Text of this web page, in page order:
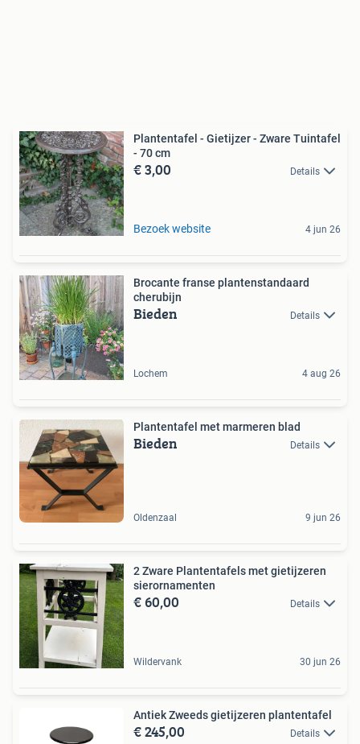
Plantentafel - Gietijzer - Zware Tuintafel
- 70 cm
€ 3,00 Details
Bezoek website 4 jun 26
Brocante franse plantenstandaard
cherubijn
Bieden Details
Lochem 4 aug 26
Plantentafel met marmeren blad
Bieden Details
Oldenzaal 9 jun 26
2 Zware Plantentafels met gietijzeren
sierornamenten
€ 60,00 Details
Wildervank 30 jun 26
Antiek Zweeds gietijzeren plantentafel
€ 245,00 Details